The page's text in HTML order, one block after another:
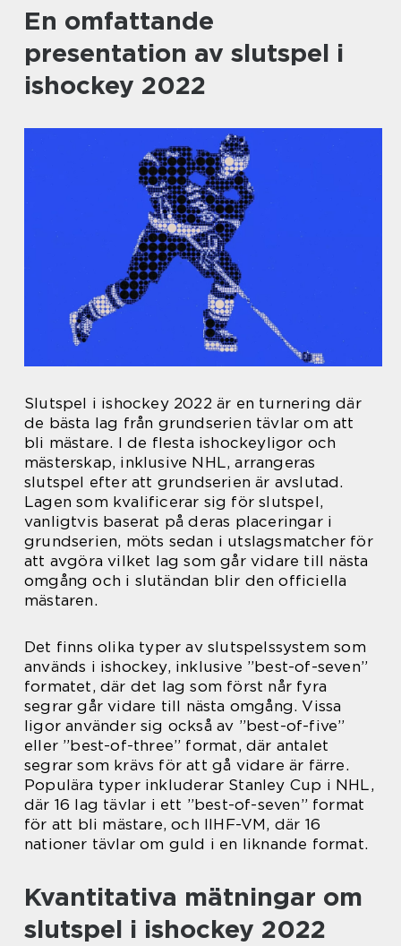
En omfattande
presentation av slutspel i
ishockey 2022
Slutspel i ishockey 2022 är en turnering där
de bästa lag från grundserien tävlar om att
bli mästare. I de flesta ishockeyligor och
mästerskap, inklusive NHL, arrangeras
slutspel efter att grundserien är avslutad.
Lagen som kvalificerar sig för slutspel,
vanligtvis baserat på deras placeringar i
grundserien, möts sedan i utslagsmatcher för
att avgöra vilket lag som går vidare till nästa
omgång och i slutändan blir den officiella
mästaren.
Det finns olika typer av slutspelssystem som
används i ishockey, inklusive ”best-of-seven”
formatet, där det lag som först når fyra
segrar går vidare till nästa omgång. Vissa
ligor använder sig också av ”best-of-five”
eller ”best-of-three” format, där antalet
segrar som krävs för att gå vidare är färre.
Populära typer inkluderar Stanley Cup i NHL,
där 16 lag tävlar i ett ”best-of-seven” format
för att bli mästare, och IIHF-VM, där 16
nationer tävlar om guld i en liknande format.
Kvantitativa mätningar om
slutspel i ishockey 2022